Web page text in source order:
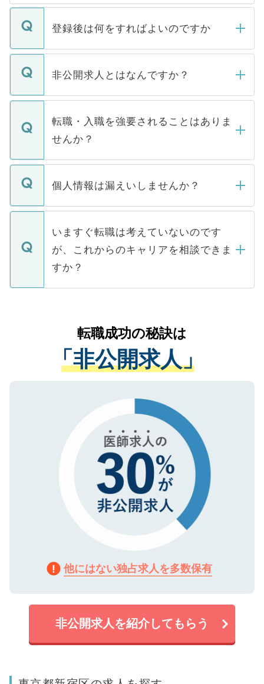
登録後は何をすればよいのですか
ご登録いただきましたら、弊社担当者がご
登録内容を確認し、その後メールもしくは
ます。通常、5営業日以内にはご連絡をせて
いただきますので、しばらくお待ちくださ
非公開求人とはなんですか？
マイナビDOCTORで取り扱っている求人の
うち約3割は、Webサイトからご覧いただ
けない「非公開求人」です。非公開求人は
下記の理由によって、一般には公開してい
ません。
■応募殺到を避けるため 人気のある医療機
関を公にしてしまうと、応募が殺到する場
に、医療機関が求める条件に合った人材の
みを人材紹介会社に依頼するケースが増え
ています。
転職・入職を強要されることはありま
せんか？
転職・入職を強要することは一切ありませ
ん。また、仮に応募先から内定をいただい
定を承諾する必要はありません。内定先へ
の辞退の連絡はキャリアパートナーが行い
個人情報は漏えいしませんか？
個人情報が漏えいすることはありませんの
で、ご安心ください。当サイトからの登録
などで収集したご登録者様の個人情報は、
ご本人のキャリアアップおよび転職活動の
支援を目的に使用いたします。お預かりし
ているすべての個人データはご本人の許可
は、個人情報の取り扱いについての厳密な
管理基準を満たした事業者のみに付与され
る、プライバシーマークを取得済みです。
で、機密保持に関してもご安心ください。
いますぐ転職は考えていないのです
が、これからのキャリアを相談できま
すか？
かがいして、現在の医療機関の状況や紹介
経験をまじえながら、適切なアドバイスを
させていただきます。すぐにご転職をされ
ない方には、長期的なサポートが可能です
ので、まずはご登録ください。
転職成功の秘訣は
「非公開求人」
他にはない独占求人を多数保有
非公開求人を紹介してもらう